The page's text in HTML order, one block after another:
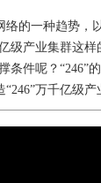
的一种趋势，
级产业集群这
条件呢？
万千亿级产